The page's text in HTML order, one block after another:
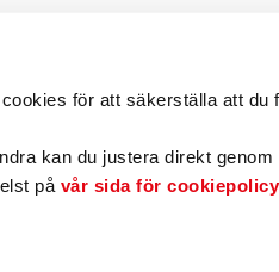
för att säkerställa att du
kan du justera direkt
på vår sida för cookiepolicy